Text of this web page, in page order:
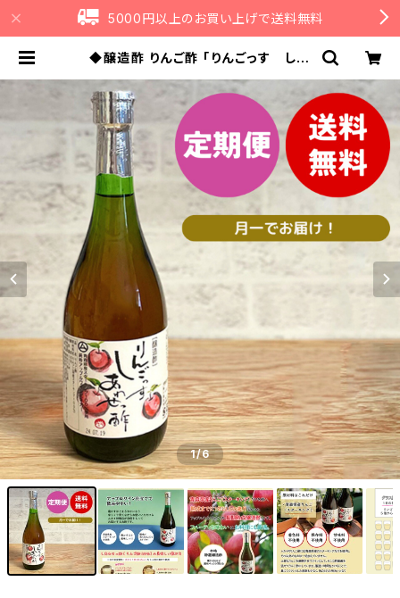
5000円以上のお買い上げで送料無料
◆醸造酢 りんご酢 「りんごっす しあ
定期便 送料無料 | mukairingo
1/6